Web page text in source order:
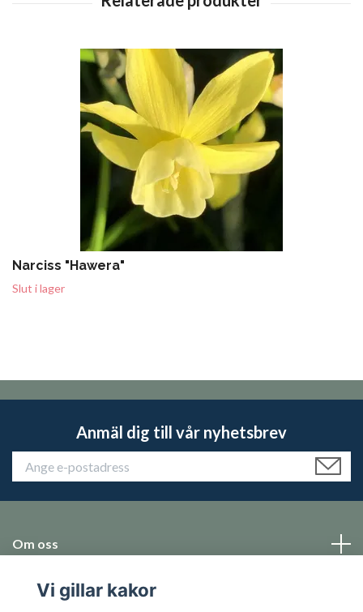
Narciss "Hawera"
Slut i lager
Anmäl dig till vår nyhetsbrev
Om oss
Emballage
Vi gillar kakor